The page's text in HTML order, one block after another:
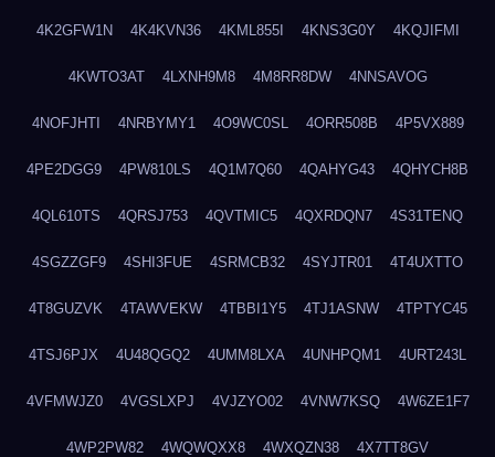
4K2GFW1N 4K4KVN36 4KML855I 4KNS3G0Y 4KQJIFMI
4KWTO3AT 4LXNH9M8 4M8RR8DW 4NNSAVOG
4NOFJHTI 4NRBYMY1 4O9WC0SL 4ORR508B 4P5VX889
4PE2DGG9 4PW810LS 4Q1M7Q60 4QAHYG43 4QHYCH8B
4QL610TS 4QRSJ753 4QVTMIC5 4QXRDQN7 4S31TENQ
4SGZZGF9 4SHI3FUE 4SRMCB32 4SYJTR01 4T4UXTTO
4T8GUZVK 4TAWVEKW 4TBBI1Y5 4TJ1ASNW 4TPTYC45
4TSJ6PJX 4U48QGQ2 4UMM8LXA 4UNHPQM1 4URT243L
4VFMWJZ0 4VGSLXPJ 4VJZYO02 4VNW7KSQ 4W6ZE1F7
4WP2PW82 4WQWQXX8 4WXQZN38 4X7TT8GV